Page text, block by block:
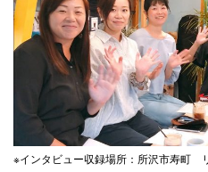
※インタビュー収録場所：所沢市寿町